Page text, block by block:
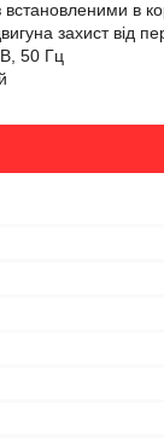
в
захист від
50 Гц